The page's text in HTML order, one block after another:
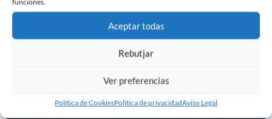
funciones.
Aceptar todas
Rebutjar
Ver preferencias
Política de CookiesPolítica de privacidadAviso Legal
19
Nando García
Márquez
10
12 Buer 20